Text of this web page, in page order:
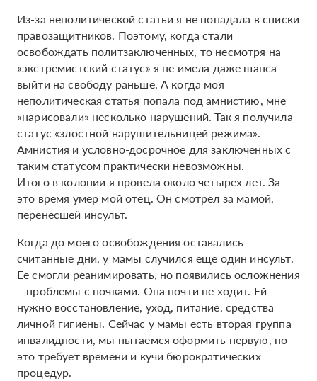
Из-за неполитической статьи я не попадала в списки
правозащитников. Поэтому, когда стали
освобождать политзаключенных, то несмотря на
«экстремистский статус» я не имела даже шанса
выйти на свободу раньше. А когда моя
неполитическая статья попала под амнистию, мне
«нарисовали» несколько нарушений. Так я получила
статус «злостной нарушительницей режима».
Амнистия и условно-досрочное для заключенных с
таким статусом практически невозможны.
Итого в колонии я провела около четырех лет. За
это время умер мой отец. Он смотрел за мамой,
перенесшей инсульт.
Когда до моего освобождения оставались
считанные дни, у мамы случился еще один инсульт.
Ее смогли реанимировать, но появились осложнения
– проблемы с почками. Она почти не ходит. Ей
нужно восстановление, уход, питание, средства
личной гигиены. Сейчас у мамы есть вторая группа
инвалидности, мы пытаемся оформить первую, но
это требует времени и кучи бюрократических
процедур.